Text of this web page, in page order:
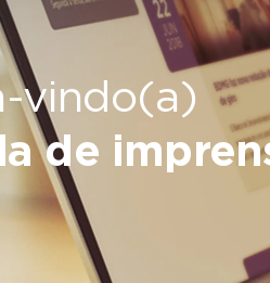
vindo(a)
de